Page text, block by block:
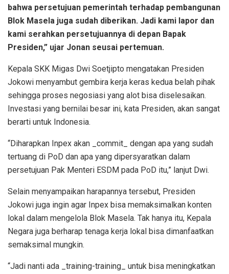
bahwa persetujuan pemerintah terhadap pembangunan
Blok Masela juga sudah diberikan. Jadi kami lapor dan
kami serahkan persetujuannya di depan Bapak
Presiden,” ujar Jonan seusai pertemuan.
Kepala SKK Migas Dwi Soetjipto mengatakan Presiden
Jokowi menyambut gembira kerja keras kedua belah pihak
sehingga proses negosiasi yang alot bisa diselesaikan.
Investasi yang bernilai besar ini, kata Presiden, akan sangat
berarti untuk Indonesia.
“Diharapkan Inpex akan _commit_ dengan apa yang sudah
tertuang di PoD dan apa yang dipersyaratkan dalam
persetujuan Pak Menteri ESDM pada PoD itu,” lanjut Dwi.
Selain menyampaikan harapannya tersebut, Presiden
Jokowi juga ingin agar Inpex bisa memaksimalkan konten
lokal dalam mengelola Blok Masela. Tak hanya itu, Kepala
Negara juga berharap tenaga kerja lokal bisa dimanfaatkan
semaksimal mungkin.
“Jadi nanti ada _training-training_ untuk bisa meningkatkan